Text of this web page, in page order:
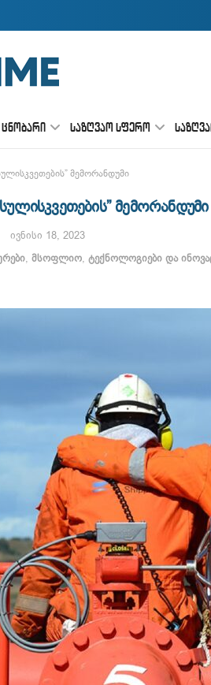
ᲡᲐᲖᲦᲕᲐᲝ ᲡᲤᲔᲠᲝ
მემორანდუმი
მემორანდუმი
ივნისი 18, 2023
, მსოფლიო, ტექნოლოგიები და